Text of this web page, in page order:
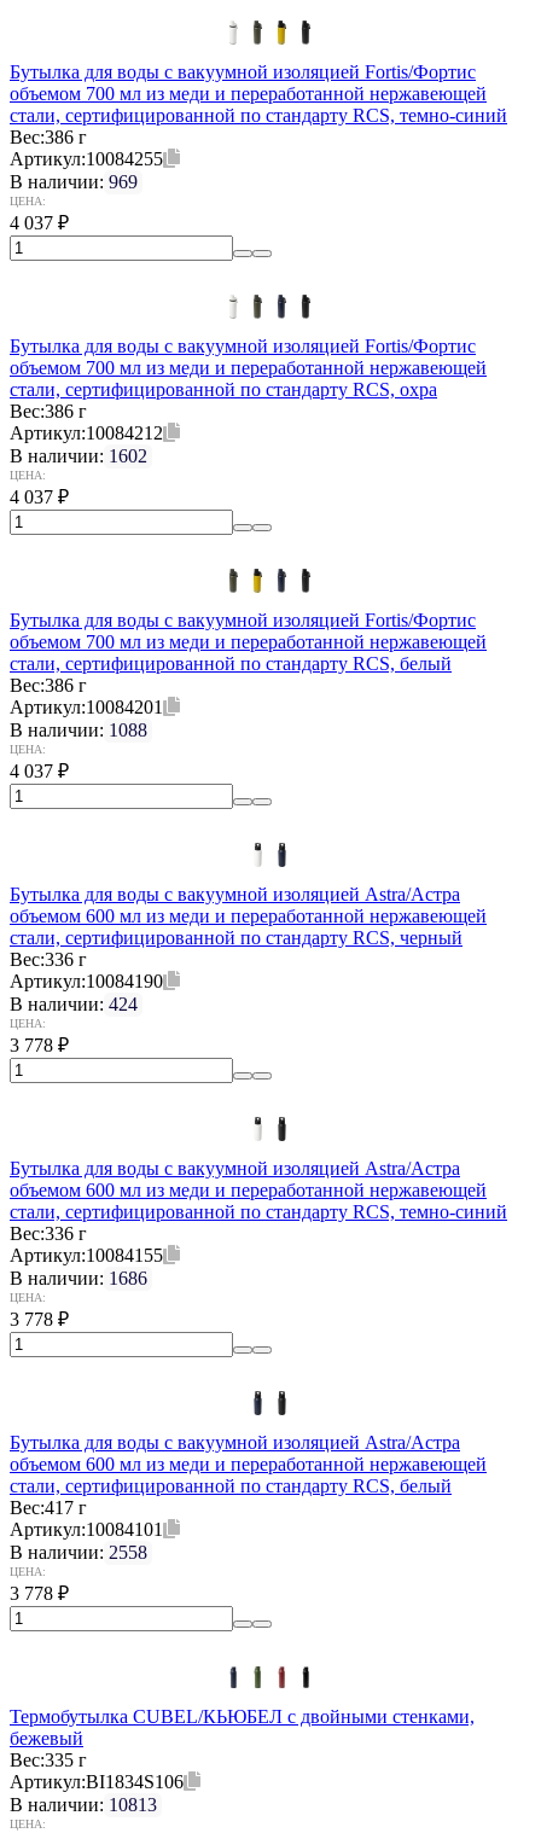
Бутылка для воды с вакуумной изоляцией Fortis/Фортис
объемом 700 мл из меди и переработанной нержавеющей
стали, сертифицированной по стандарту RCS, темно-синий
Вес:386 г
Артикул:10084255
В наличии: 969
ЦЕНА:
4 037 ₽
Бутылка для воды с вакуумной изоляцией Fortis/Фортис
объемом 700 мл из меди и переработанной нержавеющей
стали, сертифицированной по стандарту RCS, охра
Вес:386 г
Артикул:10084212
В наличии: 1602
ЦЕНА:
4 037 ₽
Бутылка для воды с вакуумной изоляцией Fortis/Фортис
объемом 700 мл из меди и переработанной нержавеющей
стали, сертифицированной по стандарту RCS, белый
Вес:386 г
Артикул:10084201
В наличии: 1088
ЦЕНА:
4 037 ₽
Бутылка для воды с вакуумной изоляцией Astra/Астра
объемом 600 мл из меди и переработанной нержавеющей
стали, сертифицированной по стандарту RCS, черный
Вес:336 г
Артикул:10084190
В наличии: 424
ЦЕНА:
3 778 ₽
Бутылка для воды с вакуумной изоляцией Astra/Астра
объемом 600 мл из меди и переработанной нержавеющей
стали, сертифицированной по стандарту RCS, темно-синий
Вес:336 г
Артикул:10084155
В наличии: 1686
ЦЕНА:
3 778 ₽
Бутылка для воды с вакуумной изоляцией Astra/Астра
объемом 600 мл из меди и переработанной нержавеющей
стали, сертифицированной по стандарту RCS, белый
Вес:417 г
Артикул:10084101
В наличии: 2558
ЦЕНА:
3 778 ₽
Термобутылка CUBEL/КЬЮБЕЛ с двойными стенками,
бежевый
Вес:335 г
Артикул:BI1834S106
В наличии: 10813
ЦЕНА: